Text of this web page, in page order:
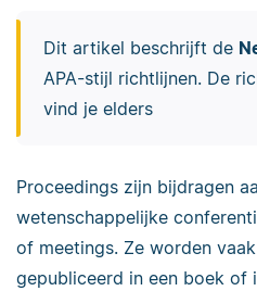
Dit artikel beschrijft de
APA-stijl richtlijnen. De
vind je elders
Proceedings zijn bijdragen
wetenschappelijke
of meetings. Ze worden
gepubliceerd in een boek of